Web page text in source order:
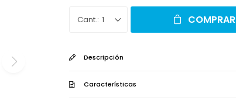
1 COMPRAR
Descripción
Características